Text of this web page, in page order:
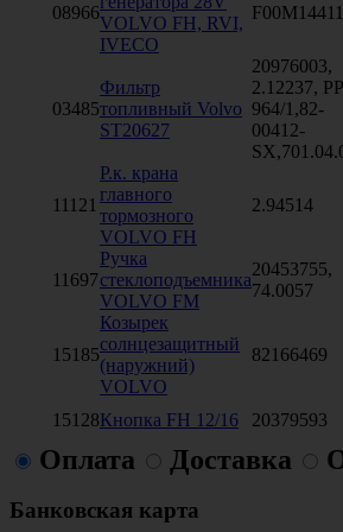
08966
VOLVO FH, RVI,
IVECO
03485
Фильтр
топливный Volvo
ST20627
20976003,
2.12237, PP
964/1,82-
00412-
11121
Р.к. крана
главного
тормозного
VOLVO FH
2.94514
11697
Ручка
стеклоподъемника
VOLVO FM
20453755,
74.0057
15185
Козырек
солнцезащитный
(наружний)
VOLVO
82166469
15128Кнопка FH 12/16 20379593
Оплата Доставка
Банковская карта